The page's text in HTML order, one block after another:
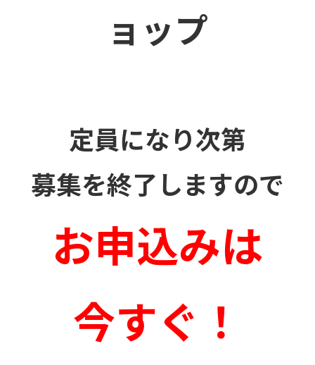
ョップ
定員になり次第
募集を終了しますので
お申込みは
今すぐ！